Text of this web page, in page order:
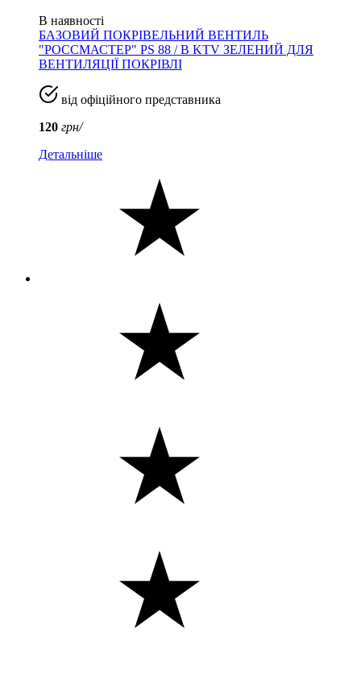
В наявності
БАЗОВИЙ ПОКРІВЕЛЬНИЙ ВЕНТИЛЬ
"РОССМАСТЕР" PS 88 / B KTV ЗЕЛЕНИЙ ДЛЯ
ВЕНТИЛЯЦІЇ ПОКРІВЛІ
від офіційного представника
120 грн/
Детальніше